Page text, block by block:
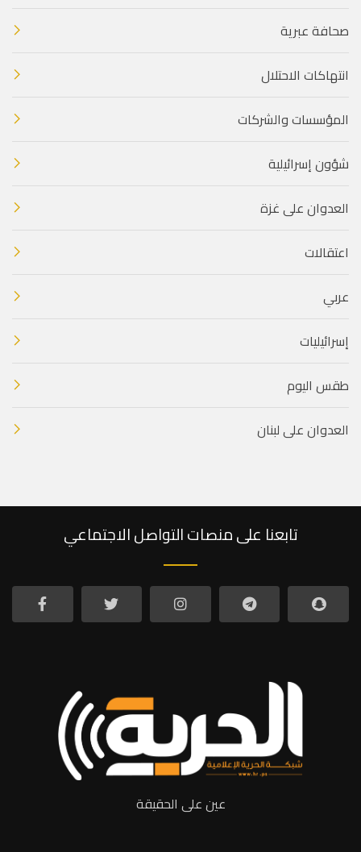
صحافة عبرية
انتهاكات الاحتلال
المؤسسات والشركات
شؤون إسرائيلية
العدوان على غزة
اعتقالات
عربي
إسرائيليات
طقس اليوم
العدوان على لبنان
تابعنا على منصات التواصل الاجتماعي
عين على الحقيقة